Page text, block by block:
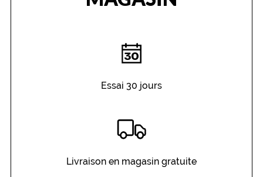
Essai 30 jours
Livraison en magasin gratuite